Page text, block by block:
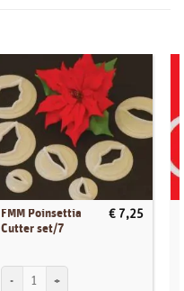
FMM Poinsettia
Cutter set/7
€ 7,25
FMM Poinsettia Cutter set/7 aantal